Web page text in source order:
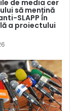
Moldova est
pagube
și să șteargă
protagonistul.
se plângă la
de media cer
să mențină
SLAPP în
a proiectului